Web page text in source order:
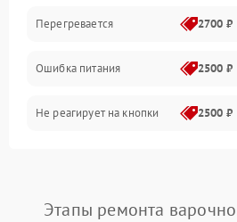
Перегревается 2700 ₽
Ошибка питания 2500 ₽
Не реагирует на кнопки 2500 ₽
Этапы ремонта